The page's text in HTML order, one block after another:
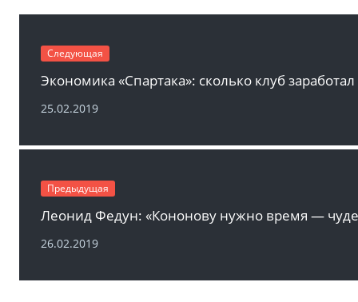
Следующая
25.02.2019
Предыдущая
26.02.2019